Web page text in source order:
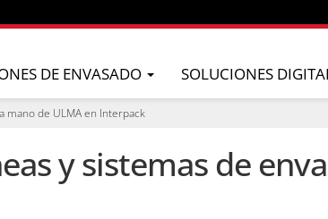
DE ENVASADO SOLUCIONES
mano de ULMA en Interpack
y sistemas de